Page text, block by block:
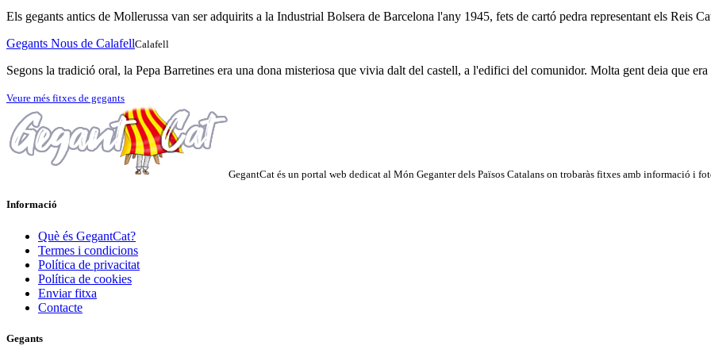
Els gegants antics de Mollerussa van ser adquirits a la Industrial Bolsera de Barcelona l'any 1945, fets de cartó pedra representant els Reis
Gegants Nous de CalafellCalafell
Segons la tradició oral, la Pepa Barretines era una dona misteriosa que vivia dalt del castell, a l'edifici del comunidor. Molta gent deia que
Veure més fitxes de gegants
GegantCat és un portal web dedicat al Món Geganter dels Països Catalans on trobaràs fitxes amb informació i
Informació
Què és GegantCat?
Termes i condicions
Política de privacitat
Política de cookies
Enviar fitxa
Contacte
Gegants